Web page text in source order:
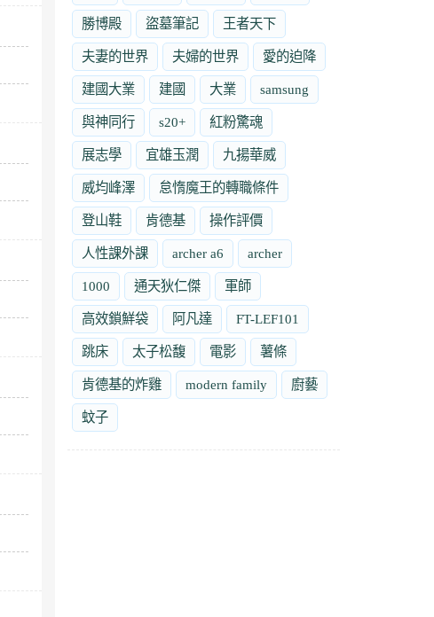
勝博殿 盜墓筆記 王者天下
夫妻的世界 夫婦的世界 愛的迫降
建國大業 建國 大業 samsung
與神同行 s20+ 紅粉驚魂
展志學 宜雄玉潤 九揚華威
威均峰澤 怠惰魔王的轉職條件
登山鞋 肯德基 操作評價
人性課外課 archer a6 archer
1000 通天狄仁傑 軍師
高效鎖鮮袋 阿凡達 FT-LEF101
跳床 太子松馥 電影 薯條
肯德基的炸雞 modern family 廚藝
蚊子